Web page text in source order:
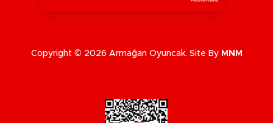
Copyright © 2026 Armağan Oyuncak. Site By MNM